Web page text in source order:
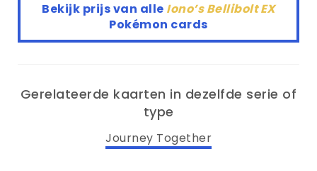
Bekijk prijs van alle Iono’s Bellibolt EX
Pokémon cards
Gerelateerde kaarten in dezelfde serie of
type
Journey Together